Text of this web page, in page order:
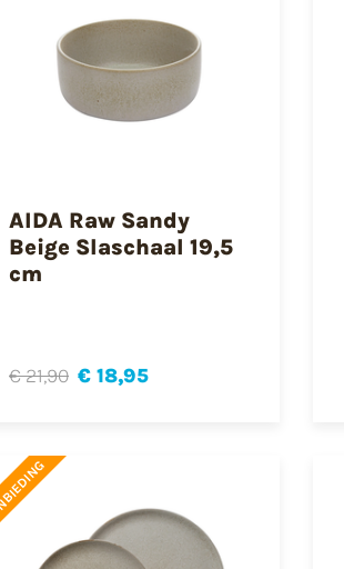
AIDA Raw Sandy
Beige Slaschaal 19,5
cm
€ 21,90 € 18,95